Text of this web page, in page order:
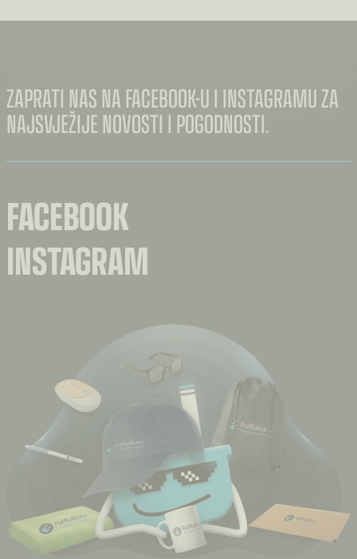
€7.00
ZAPRATI NAS NA FACEBOOK-U I INSTAGRAMU ZA
NAJSVJEŽIJE NOVOSTI I POGODNOSTI.
FACEBOOK
INSTAGRAM